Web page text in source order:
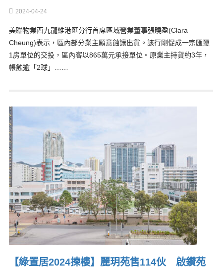
2024-04-24
美聯物業西九龍維港匯分行首席區域營業董事張曉盈(Clara
Cheung)表示，區內部分業主願意蝕讓出貨。該行剛促成一宗匯璽
1房單位的交投，區內客以865萬元承接單位。原業主持貨約3年，
帳蝕逾「2球」……
【綠置居2024揀樓】麗玥苑售114伙 啟鑽苑